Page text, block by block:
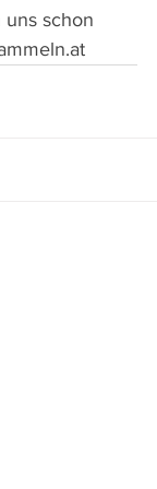
uns schon